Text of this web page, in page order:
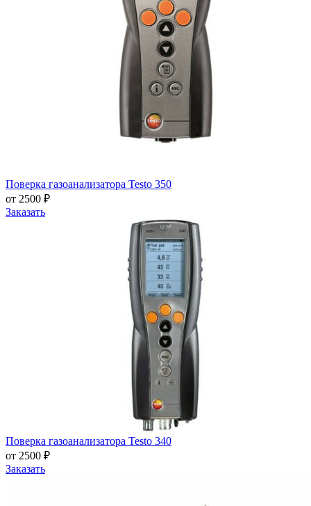
Поверка газоанализатора Testo 350
от 2500 ₽
Заказать
Поверка газоанализатора Testo 340
от 2500 ₽
Заказать